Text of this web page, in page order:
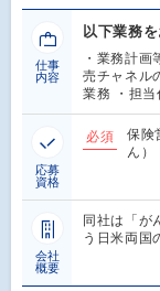
仕事
内容
以下業務を
・業務計
売チャネル
業務 ・担
応募
資格
必須
保険
ん）
会社
概要
同社は「が
う日米両国